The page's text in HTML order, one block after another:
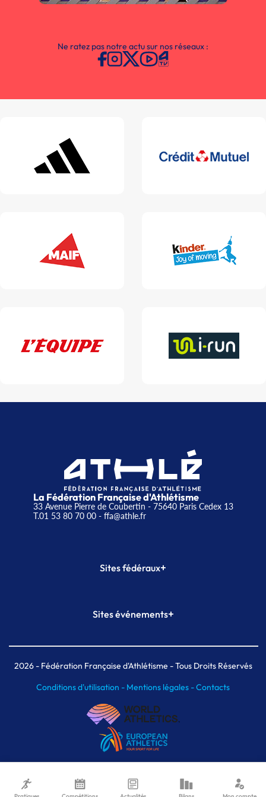
Ne ratez pas notre actu sur nos réseaux :
La Fédération Française d'Athlétisme
33 Avenue Pierre de Coubertin - 75640 Paris Cedex 13
T.01 53 80 70 00- ffa@athle.fr
Sites fédéraux+
Plateforme Formation
Sites événements+
Meeting de Paris indoor
MAIF Ekiden de Paris
2026- Fédération Française d'Athlétisme - Tous Droits Réservés
Conditions d'utilisation - Mentions légales -Contacts